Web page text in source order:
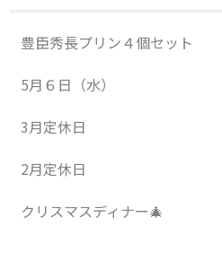
豊臣秀長プリン４個セット
5月６日（水）
3月定休日
2月定休日
クリスマスディナー🎄